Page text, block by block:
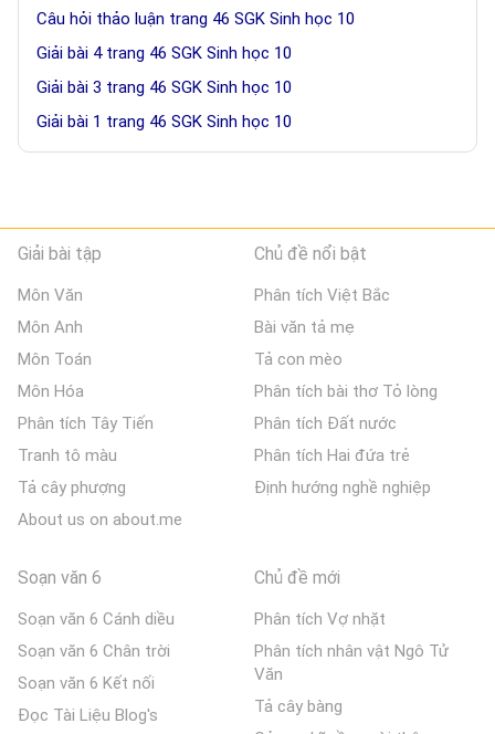
Câu hỏi thảo luận trang 46 SGK Sinh học 10
Giải bài 4 trang 46 SGK Sinh học 10
Giải bài 3 trang 46 SGK Sinh học 10
Giải bài 1 trang 46 SGK Sinh học 10
Giải bài tập
Môn Văn
Môn Anh
Môn Toán
Môn Hóa
Phân tích Tây Tiến
Tranh tô màu
Tả cây phượng
About us on about.me
Chủ đề nổi bật
Phân tích Việt Bắc
Bài văn tả mẹ
Tả con mèo
Phân tích bài thơ Tỏ lòng
Phân tích Đất nước
Phân tích Hai đứa trẻ
Định hướng nghề nghiệp
Soạn văn 6
Soạn văn 6 Cánh diều
Soạn văn 6 Chân trời
Soạn văn 6 Kết nối
Đọc Tài Liệu Blog's
Chủ đề mới
Phân tích Vợ nhặt
Phân tích nhân vật Ngô Tử
Văn
Tả cây bàng